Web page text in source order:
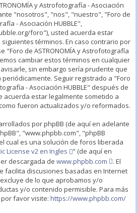
y Astrofotografía - Asociación
"nosotros", "nos", "nuestro", "Foro de
- Asociación HUBBLE",
foro"), usted acuerda estar
términos. En caso contrario por
"Foro de ASTRONOMÍA y Astrofotografía
cambiar estos términos en cualquier
sin embargo sería prudente que
Seguir registrado a "Foro
- Asociación HUBBLE" después de
acuerda estar legalmente sometido a
fueron actualizados y/o reformados.
por phpBB (de aquí en adelante
"www.phpbb.com", "phpBB
cual es una solución de foros liberada
License v2 en Ingles
” (de aquí en
descargada de www.phpbb.com
. El
facilita discusiones basadas en Internet
de lo que aprobamos y/o
y/o contenido permisible. Para más
favor visite: https://www.phpbb.com/